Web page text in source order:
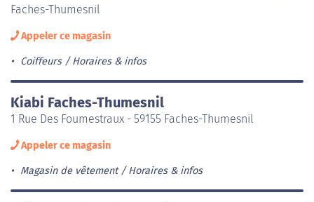
Faches-Thumesnil
Appeler ce magasin
Coiffeurs Horaires & infos
Kiabi Faches-Thumesnil
1 Rue Des Foumestraux - 59155 Faches-Thumesnil
Appeler ce magasin
Magasin de vêtement Horaires & infos